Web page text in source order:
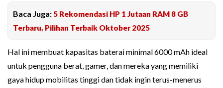
Baca Juga: 5 Rekomendasi HP 1 Jutaan RAM 8 GB
Terbaru, Pilihan Terbaik Oktober 2025
Hal ini membuat kapasitas baterai minimal 6000 mAh ideal
untuk pengguna berat, gamer, dan mereka yang memiliki
gaya hidup mobilitas tinggi dan tidak ingin terus-menerus